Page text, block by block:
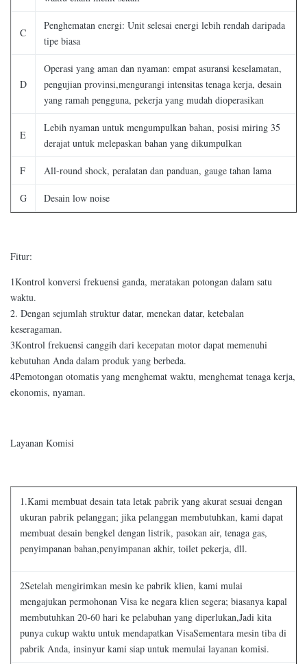
C
Penghematan energi: Unit selesai energi lebih rendah daripada
tipe biasa
D
Operasi yang aman dan nyaman: empat asuransi keselamatan,
pengujian provinsi,mengurangi intensitas tenaga kerja, desain
yang ramah pengguna, pekerja yang mudah dioperasikan
E
Lebih nyaman untuk mengumpulkan bahan, posisi miring 35
derajat untuk melepaskan bahan yang dikumpulkan
F All-round shock, peralatan dan panduan, gauge tahan lama
G Desain low noise
Fitur:
1Kontrol konversi frekuensi ganda, meratakan potongan dalam satu
waktu.
2. Dengan sejumlah struktur datar, menekan datar, ketebalan
keseragaman.
3Kontrol frekuensi canggih dari kecepatan motor dapat memenuhi
kebutuhan Anda dalam produk yang berbeda.
4Pemotongan otomatis yang menghemat waktu, menghemat tenaga kerja,
ekonomis, nyaman.
Layanan Komisi
1.Kami membuat desain tata letak pabrik yang akurat sesuai dengan
ukuran pabrik pelanggan; jika pelanggan membutuhkan, kami dapat
membuat desain bengkel dengan listrik, pasokan air, tenaga gas,
penyimpanan bahan,penyimpanan akhir, toilet pekerja, dll.
2Setelah mengirimkan mesin ke pabrik klien, kami mulai
mengajukan permohonan Visa ke negara klien segera; biasanya kapal
membutuhkan 20-60 hari ke pelabuhan yang diperlukan,Jadi kita
punya cukup waktu untuk mendapatkan VisaSementara mesin tiba di
pabrik Anda, insinyur kami siap untuk memulai layanan komisi.